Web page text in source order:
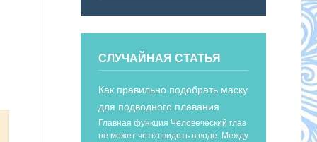
СЛУЧАЙНАЯ СТАТЬЯ
Как правильно подобрать маску
для подводного плавания
Главная функция Человеческий глаз
не может четко видеть в воде. Между